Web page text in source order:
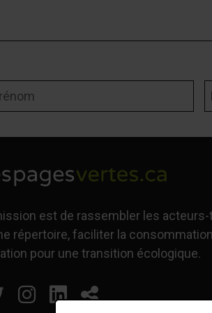
est de rassembler les
répertoire, faciliter la
pour une transition écologique.
s'ouvrira dans une
Twitter
Ce lien s'ouvrira dans
Instagram
Ce lien s'ouvrira
LinkedIn
Ce lienPartager